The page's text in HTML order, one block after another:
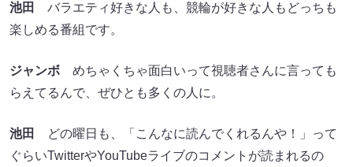
池田
バラエティ好きな人も、競輪が好きな人もどっちも
楽しめる番組です。
ジャンボ めちゃくちゃ面白いって視聴者さんに言っても
らえてるんで、ぜひとも多くの人に。
池田
どの曜日も、「こんなに読んでくれるんや！」って
ぐらいTwitterやYouTubeライブのコメントが読まれるの